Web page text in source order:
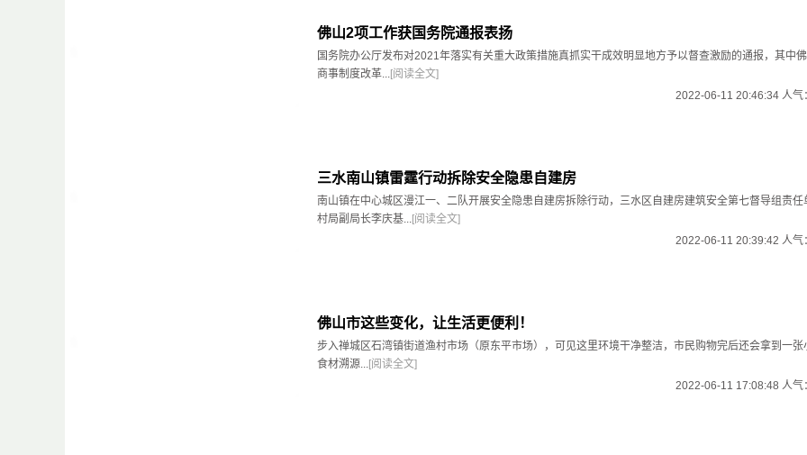
佛山2项工作获国务院通报表扬
国务院办公厅发布对2021年落实有关重大政策措施真抓实干成效明显地方予以督查激励的通报，其中
商事制度改革...[阅读全文]
2022-06-11 20:46:34 人气
三水南山镇雷霆行动拆除安全隐患自建房
南山镇在中心城区漫江一、二队开展安全隐患自建房拆除行动，三水区自建房建筑安全第七督导组责任
村局副局长李庆基...[阅读全文]
2022-06-11 20:39:42 人气
佛山市这些变化，让生活更便利！
步入禅城区石湾镇街道渔村市场（原东平市场），可见这里环境干净整洁，市民购物完后还会拿到一张
食材溯源...[阅读全文]
2022-06-11 17:08:48 人气